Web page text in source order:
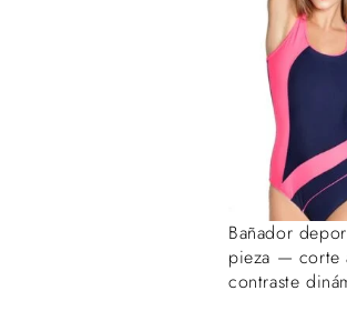
Bañador
pieza — corte
contraste